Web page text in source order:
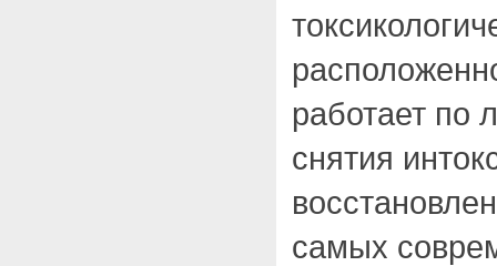
работает по
снятия
самых